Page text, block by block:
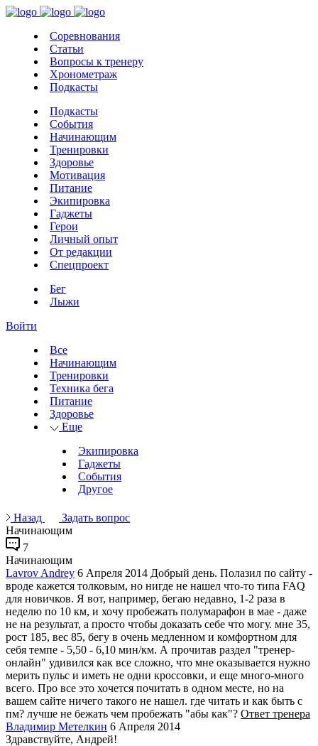
Соревнования
Статьи
Вопросы к тренеру
Хронометраж
Подкасты
Подкасты
События
Начинающим
Тренировки
Здоровье
Мотивация
Питание
Экипировка
Гаджеты
Герои
Личный опыт
От редакции
Спецпроект
Бег
Лыжи
Войти
Все
Начинающим
Тренировки
Техника бега
Питание
Здоровье
Еще
Экипировка
Гаджеты
События
Другое
Назад
Задать вопрос
Начинающим
7
Начинающим
Lavrov Andrey 6 Апреля 2014 Добрый день. Полазил по сайту -
вроде кажется толковым, но нигде не нашел что-то типа FAQ
для новичков. Я вот, например, бегаю недавно, 1-2 раза в
неделю по 10 км, и хочу пробежать полумарафон в мае - даже
не на результат, а просто чтобы доказать себе что могу. мне 35,
рост 185, вес 85, бегу в очень медленном и комфортном для
себя темпе - 5,50 - 6,10 мин/км. А прочитав раздел "тренер-
онлайн" удивился как все сложно, что мне оказывается нужно
мерить пульс и иметь не одни кроссовки, и еще много-много
всего. Про все это хочется почитать в одном месте, но на
вашем сайте ничего такого не нашел. где читать и как быть с
пм? лучше не бежать чем пробежать "абы как"? Ответ тренера
Владимир Метелкин 6 Апреля 2014
Здравствуйте, Андрей!